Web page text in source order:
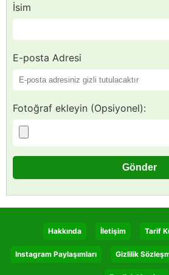
İsim
E-posta Adresi
Fotoğraf ekleyin (Opsiyonel):
Hakkında İletişim Tarif
Instagram Paylaşımları Gizlilik